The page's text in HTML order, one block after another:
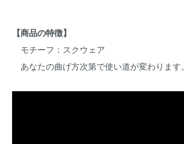
【商品の特徴】
モチーフ：スクウェア
あなたの曲げ方次第で使い道が変わります。